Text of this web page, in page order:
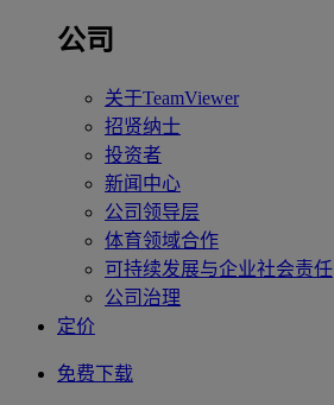
公司
关于TeamViewer
招贤纳士
投资者
新闻中心
公司领导层
体育领域合作
可持续发展与企业社会责任
公司治理
定价
免费下载